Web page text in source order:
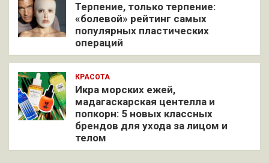
Терпение, только терпение:
«болевой» рейтинг самых
популярных пластических
операций
КРАСОТА
Икра морских ежей,
мадагаскарская центелла и
попкорн: 5 новых классных
брендов для ухода за лицом и
телом